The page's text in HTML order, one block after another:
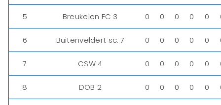
5 Breukelen FC 3 0 0 0 0 0
6 Buitenveldert sc. 7 0 0 0 0 0
7 CSW 4 0 0 0 0 0
8 DOB 2 0 0 0 0 0